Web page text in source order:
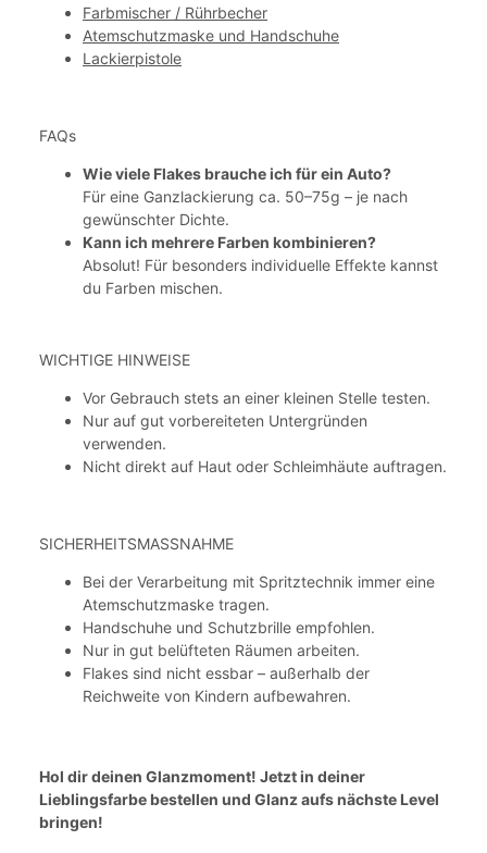
Farbmischer / Rührbecher
Atemschutzmaske und Handschuhe
Lackierpistole
FAQs
Wie viele Flakes brauche ich für ein Auto?
Für eine Ganzlackierung ca. 50–75g – je nach
gewünschter Dichte.
Kann ich mehrere Farben kombinieren?
Absolut! Für besonders individuelle Effekte kannst
du Farben mischen.
WICHTIGE HINWEISE
Vor Gebrauch stets an einer kleinen Stelle testen.
Nur auf gut vorbereiteten Untergründen
verwenden.
Nicht direkt auf Haut oder Schleimhäute auftragen.
SICHERHEITSMASSNAHME
Bei der Verarbeitung mit Spritztechnik immer eine
Atemschutzmaske tragen.
Handschuhe und Schutzbrille empfohlen.
Nur in gut belüfteten Räumen arbeiten.
Flakes sind nicht essbar – außerhalb der
Reichweite von Kindern aufbewahren.
Hol dir deinen Glanzmoment! Jetzt in deiner
Lieblingsfarbe bestellen und Glanz aufs nächste Level
bringen!